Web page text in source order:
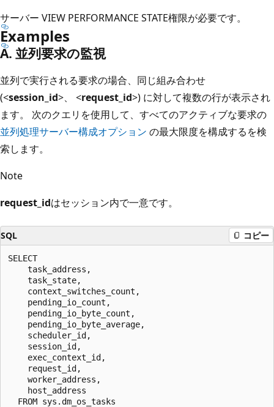
サーバー VIEW PERFORMANCE STATE権限が必要です。
Examples
A. 並列要求の監視
並列で実行される要求の場合、同じ組み合わせ
(<session_id>、 <request_id>) に対して複数の行が表示され
ます。 次のクエリを使用して、すべてのアクティブな要求の
並列処理サーバー構成オプション の最大限度を構成するを検
索します。
Note
request_idはセッション内で一意です。
SQL コピー
SELECT
    task_address,
    task_state,
    context_switches_count,
    pending_io_count,
    pending_io_byte_count,
    pending_io_byte_average,
    scheduler_id,
    session_id,
    exec_context_id,
    request_id,
    worker_address,
    host_address
  FROM sys.dm_os_tasks